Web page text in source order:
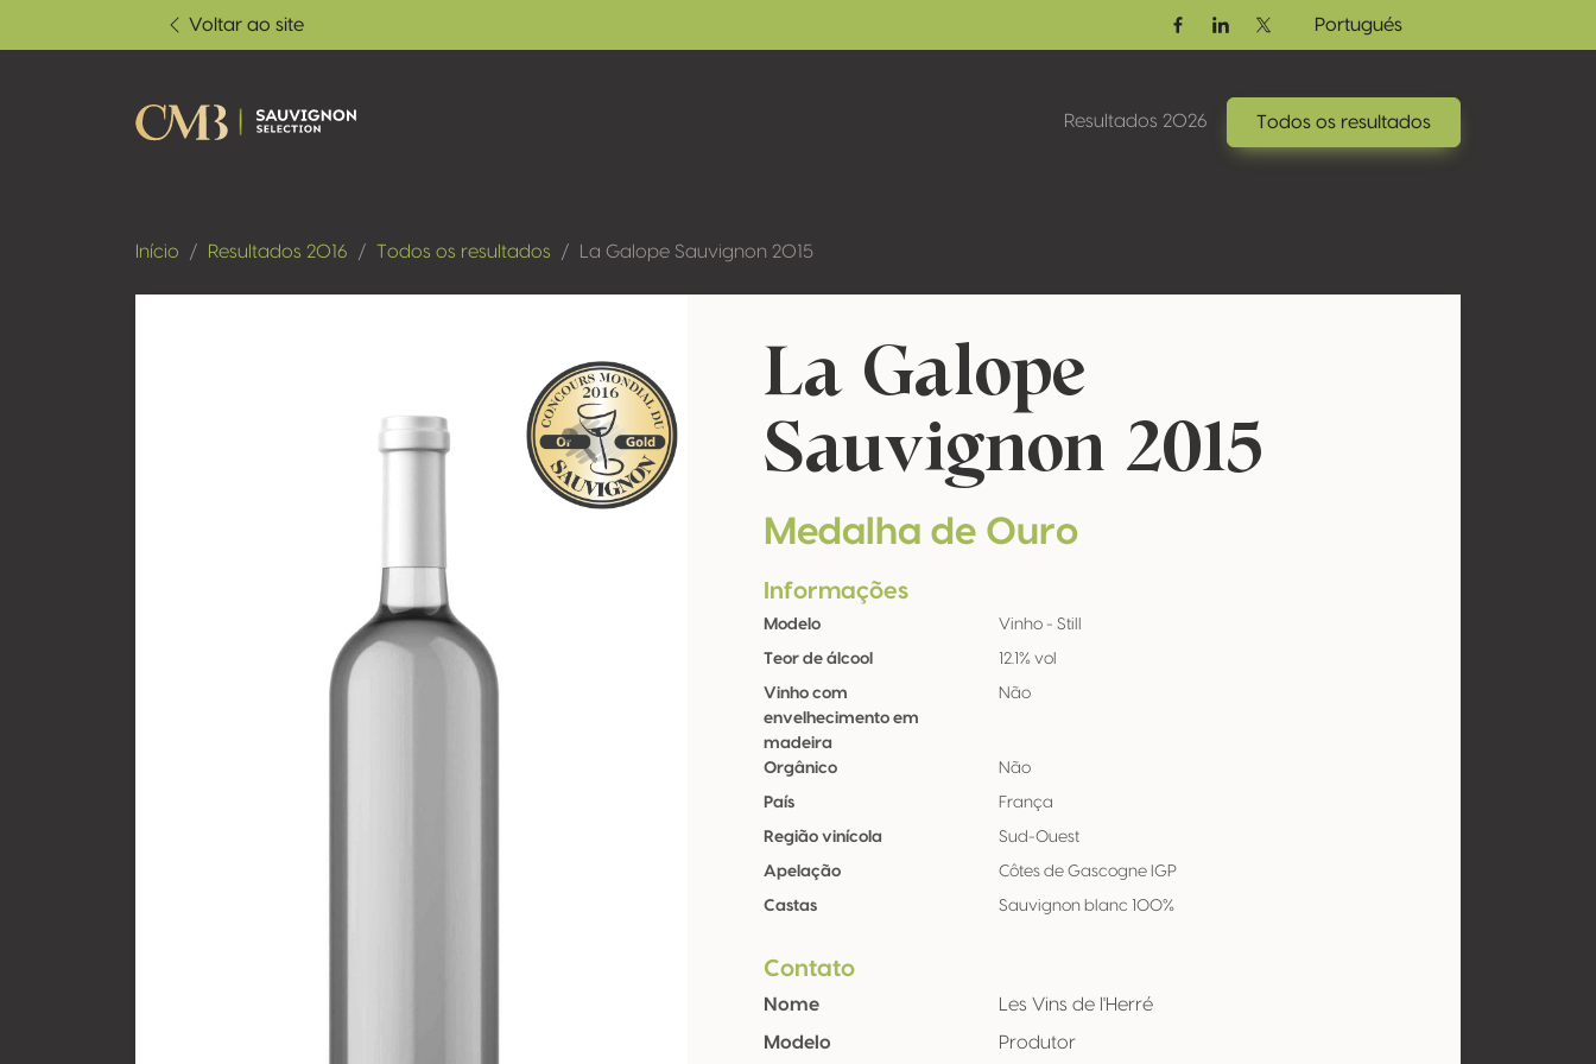
Voltar ao site
FacebookLinkedinTwitter / X
Portugués
Resultados 2026 Todos os resultados
Início Resultados 2016 Todos os resultados La Galope Sauvignon 2015
La Galope
Sauvignon 2015
Medalha de Ouro
Informações
Modelo Vinho - Still
Teor de álcool 12.1% vol
Vinho com
envelhecimento em
madeira
Não
Orgânico Não
País França
Região vinícola Sud-Ouest
Apelação Côtes de Gascogne IGP
Castas Sauvignon blanc 100%
Contato
Nome
Les Vins de l'Herré
Modelo
Produtor